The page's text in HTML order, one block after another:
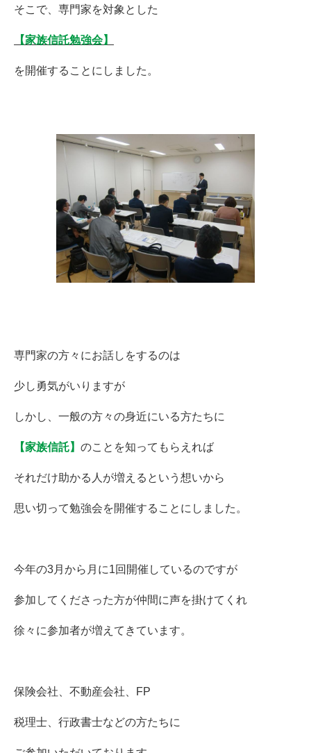
そこで、専門家を対象とした
【家族信託勉強会】
を開催することにしました。
専門家の方々にお話しをするのは
少し勇気がいりますが
しかし、一般の方々の身近にいる方たちに
【家族信託】 のことを知ってもらえれば
それだけ助かる人が増えるという想いから
思い切って勉強会を開催することにしました。
今年の3月から月に1回開催しているのですが
参加してくださった方が仲間に声を掛けてくれ
徐々に参加者が増えてきています。
保険会社、不動産会社、FP
税理士、行政書士などの方たちに